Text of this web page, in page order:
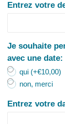
Entrez votre
Je souhaite
avec une date:
qui (+€10,00)
non, merci
Entrez votre